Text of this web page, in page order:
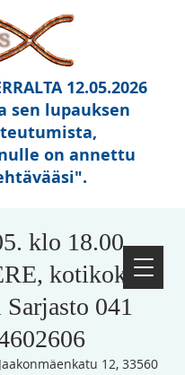
12.05.2026
sen lupauksen
on annettu
.
klo 18.00
kotikokous
041
Jaakonmäenkatu 12, 33560